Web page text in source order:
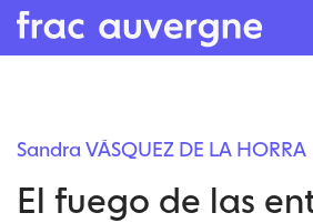
content
Sandra VÁSQUEZ DE LA HORRA
El fuego de las